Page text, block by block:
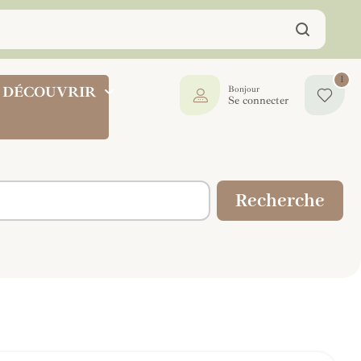
DÉCOUVRIR
1
Bonjour
Se connecter
Recherche